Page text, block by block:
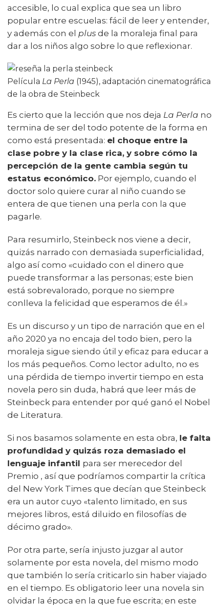
accesible, lo cual explica que sea un libro
popular entre escuelas: fácil de leer y entender,
y además con el plus de la moraleja final para
dar a los niños algo sobre lo que reflexionar.
Película La Perla (1945), adaptación cinematográfica
de la obra de Steinbeck
Es cierto que la lección que nos deja La Perla no
termina de ser del todo potente de la forma en
como está presentada: el choque entre la
clase pobre y la clase rica, y sobre cómo la
percepción de la gente cambia según tu
estatus económico. Por ejemplo, cuando el
doctor solo quiere curar al niño cuando se
entera de que tienen una perla con la que
pagarle.
Para resumirlo, Steinbeck nos viene a decir,
quizás narrado con demasiada superficialidad,
algo así como «cuidado con el dinero que
puede transformar a las personas; este bien
está sobrevalorado, porque no siempre
conlleva la felicidad que esperamos de él.»
Es un discurso y un tipo de narración que en el
año 2020 ya no encaja del todo bien, pero la
moraleja sigue siendo útil y eficaz para educar a
los más pequeños. Como lector adulto, no es
una pérdida de tiempo invertir tiempo en esta
novela pero sin duda, habrá que leer más de
Steinbeck para entender por qué ganó el Nobel
de Literatura.
Si nos basamos solamente en esta obra, le falta
profundidad y quizás roza demasiado el
lenguaje infantil para ser merecedor del
Premio , así que podríamos compartir la crítica
del New York Times que decían que Steinbeck
era un autor cuyo «talento limitado, en sus
mejores libros, está diluido en filosofías de
décimo grado».
Por otra parte, sería injusto juzgar al autor
solamente por esta novela, del mismo modo
que también lo sería criticarlo sin haber viajado
en el tiempo. Es obligatorio leer una novela sin
olvidar la época en la que fue escrita; en este